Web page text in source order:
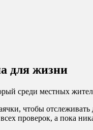
для жизни
среди местных
чтобы
проверок, а пока